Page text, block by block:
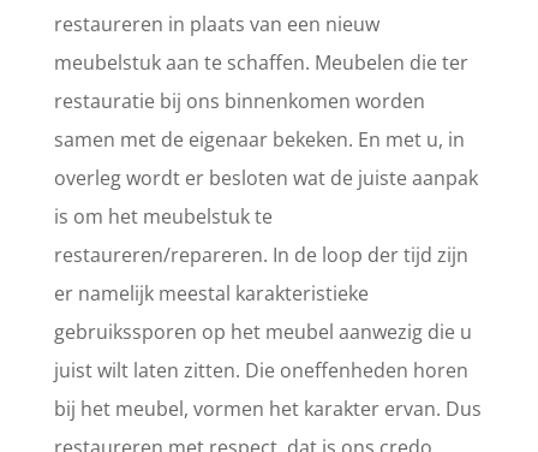
restaureren in plaats van een nieuw
meubelstuk aan te schaffen. Meubelen die ter
restauratie bij ons binnenkomen worden
samen met de eigenaar bekeken. En met u, in
overleg wordt er besloten wat de juiste aanpak
is om het meubelstuk te
restaureren/repareren. In de loop der tijd zijn
er namelijk meestal karakteristieke
gebruikssporen op het meubel aanwezig die u
juist wilt laten zitten. Die oneffenheden horen
bij het meubel, vormen het karakter ervan. Dus